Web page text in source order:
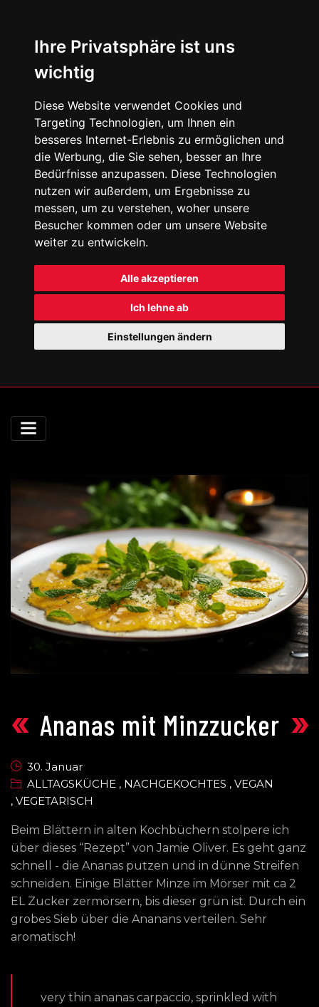
Ihre Privatsphäre ist uns
wichtig
Diese Website verwendet Cookies und
Targeting Technologien, um Ihnen ein
besseres Internet-Erlebnis zu ermöglichen und
die Werbung, die Sie sehen, besser an Ihre
Bedürfnisse anzupassen. Diese Technologien
nutzen wir außerdem, um Ergebnisse zu
messen, um zu verstehen, woher unsere
Besucher kommen oder um unsere Website
weiter zu entwickeln.
Alle akzeptieren
Ich lehne ab
Einstellungen ändern
« Ananas mit Minzzucker »
30. Januar
ALLTAGSKÜCHE , NACHGEKOCHTES , VEGAN
, VEGETARISCH
Beim Blättern in alten Kochbüchern stolpere ich
über dieses “Rezept” von Jamie Oliver. Es geht ganz
schnell - die Ananas putzen und in dünne Streifen
schneiden. Einige Blätter Minze im Mörser mit ca 2
EL Zucker zermörsern, bis dieser grün ist. Durch ein
grobes Sieb über die Ananans verteilen. Sehr
aromatisch!
very thin ananas carpaccio, sprinkled with